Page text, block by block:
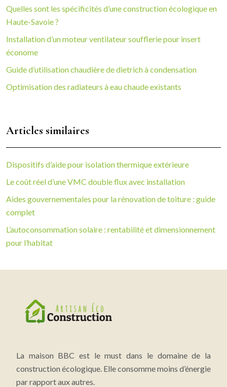
Quelles sont les spécificités d’une construction écologique en
Haute-Savoie ?
Installation d’un moteur ventilateur soufflerie pour insert
économe
Guide d’utilisation chaudière de dietrich à condensation
Optimisation des radiateurs à eau chaude existants
Articles similaires
Dispositifs d’aide pour isolation thermique extérieure
Le coût réel d’une VMC double flux avec installation
Aides gouvernementales pour la rénovation de toiture : guide
complet
L’autoconsommation solaire : rentabilité et dimensionnement
pour l’habitat
La maison BBC est le must dans le domaine de la
construction écologique. Elle consomme moins d’énergie
par rapport aux autres.